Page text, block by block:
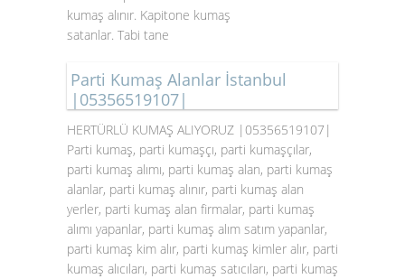
kumaş alınır. Kapitone kumaş
satanlar. Tabi tane
Parti Kumaş Alanlar İstanbul
|05356519107|
HERTÜRLÜ KUMAŞ ALIYORUZ |05356519107|
Parti kumaş, parti kumaşçı, parti kumaşçılar,
parti kumaş alımı, parti kumaş alan, parti kumaş
alanlar, parti kumaş alınır, parti kumaş alan
yerler, parti kumaş alan firmalar, parti kumaş
alımı yapanlar, parti kumaş alım satım yapanlar,
parti kumaş kim alır, parti kumaş kimler alır, parti
kumaş alıcıları, parti kumaş satıcıları, parti kumaş